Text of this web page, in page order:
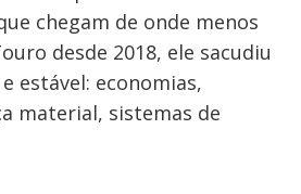
chegam de onde menos
desde 2018, ele sacudiu
estável: economias,
material, sistemas de